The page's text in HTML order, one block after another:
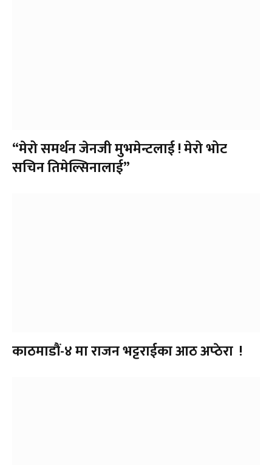
“मेरो समर्थन जेनजी मुभमेन्टलाई ! मेरो भोट
सचिन तिमेल्सिनालाई”
काठमाडौं-४ मा राजन भट्टराईका आठ अप्ठेरा !